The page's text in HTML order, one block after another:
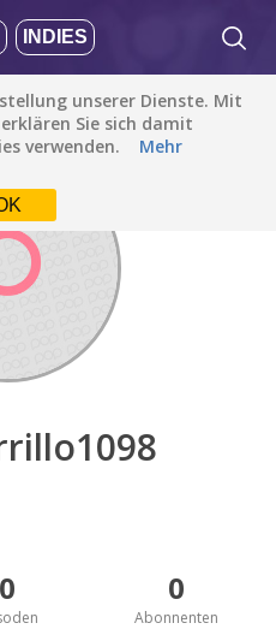
INDIES
unserer Dienste. Mit
Sie sich damit
verwenden.
Mehr
0 0
Abonnenten